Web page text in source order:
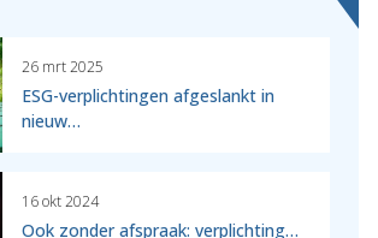
26 mrt 2025
ESG-verplichtingen afgeslankt in
nieuw…
16 okt 2024
Ook zonder afspraak: verplichting…